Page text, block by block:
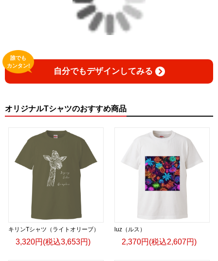
自分でもデザインしてみる
誰でも
カンタン!
オリジナルTシャツのおすすめ商品
キリンTシャツ（ライトオリーブ）
3,320円(税込3,653円)
luz（ルス）
2,370円(税込2,607円)